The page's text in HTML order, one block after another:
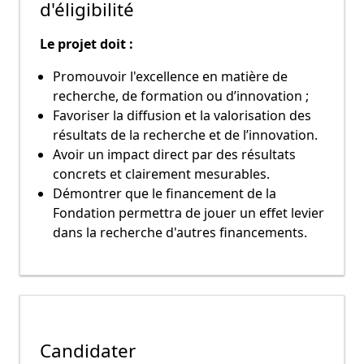
d'éligibilité
Le projet doit :
Promouvoir l'excellence en matière de
recherche, de formation ou d’innovation ;
Favoriser la diffusion et la valorisation des
résultats de la recherche et de l’innovation.
Avoir un impact direct par des résultats
concrets et clairement mesurables.
Démontrer que le financement de la
Fondation permettra de jouer un effet levier
dans la recherche d'autres financements.
Candidater